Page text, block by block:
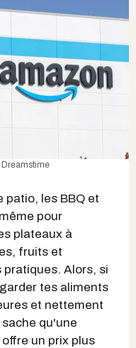
patio, les BBQ et
pour
plateaux à
fruits et
Alors, si
tes aliments
et nettement
qu'une
offre un prix plus